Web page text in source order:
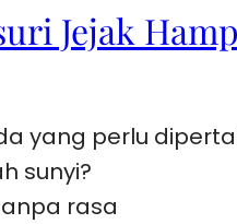
Jejak
yang perlu
sunyi?
rasa